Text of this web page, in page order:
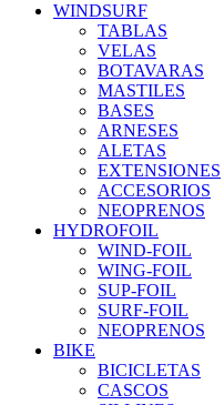
WINDSURF
TABLAS
VELAS
BOTAVARAS
MASTILES
BASES
ARNESES
ALETAS
EXTENSIONES
ACCESORIOS
NEOPRENOS
HYDROFOIL
WIND-FOIL
WING-FOIL
SUP-FOIL
SURF-FOIL
NEOPRENOS
BIKE
BICICLETAS
CASCOS